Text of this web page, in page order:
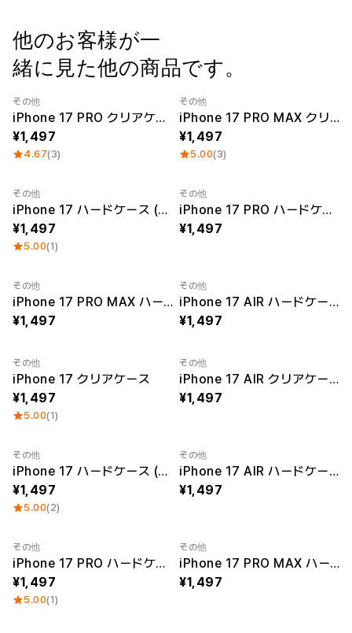
他のお客様が一
緒に見た他の商品です。
その他
iPhone 17 PRO クリアケース
1,497
4.67(3)
その他
iPhone 17 PRO MAX クリアケース
1,497
5.00(3)
その他
iPhone 17 ハードケース (光沢あり)
1,497
5.00(1)
その他
iPhone 17 PRO ハードケース (光沢あり)
1,497
その他
iPhone 17 PRO MAX ハードケース (光沢あり)
1,497
その他
iPhone 17 AIR ハードケース (光沢あり)
1,497
その他
iPhone 17 クリアケース
1,497
5.00(1)
その他
iPhone 17 AIR クリアケース
1,497
その他
iPhone 17 ハードケース (光沢なし)
1,497
5.00(2)
その他
iPhone 17 AIR ハードケース (光沢なし)
1,497
その他
iPhone 17 PRO ハードケース (光沢なし)
1,497
5.00(1)
その他
iPhone 17 PRO MAX ハードケース (光沢なし)
1,497
素材
綿
ポリエステル
綿/ポリエステル
機能性
テリー
ダウンジャケット
様々なカラー
スウェットシャツ&